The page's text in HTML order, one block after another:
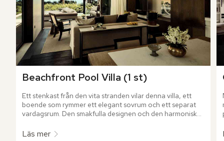
Beachfront Pool Villa (1 st)
Ett stenkast från den vita stranden vilar denna villa, ett
boende som rymmer ett elegant sovrum och ett separat
vardagsrum. Den smakfulla designen och den harmoniska
återhämtning.
Läs mer